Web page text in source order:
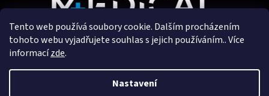
Tento web používá soubory cookie. Dalším procházením
tohoto webu vyjadřujete souhlas s jejich používáním.. Více
informacízde.
Nastavení
Copyright 2025OnlineMedical.cz. Všechna práva
Vytvořil a marketingově zajišťuje